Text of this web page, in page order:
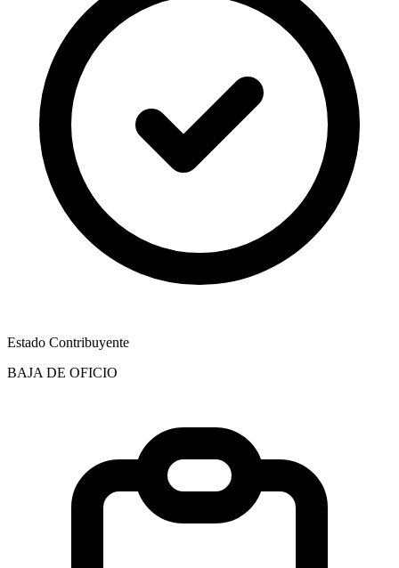
Estado Contribuyente
BAJA DE OFICIO